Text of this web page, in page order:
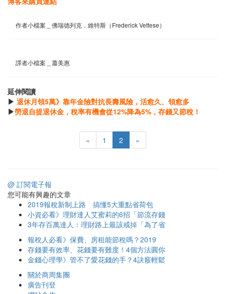
作者小檔案＿佛瑞德列克．維特斯（Frederick Vettese）
譯者小檔案＿蕭美惠
延伸閱讀
▶ 退休月領5萬》靠年金險對抗長壽風險，活愈久、領愈多
▶勞退自提退休金，稅率有機會從12%降為5%，存錢又節稅！
« 1 2 »
@ 訂閱電子報
您可能有興趣的文章
2019報稅新制上路 搞懂5大重點省荷包
小資必看》理財達人艾蜜莉的6招「節流存錢
3年存百萬達人：理財路上最該戒掉「為了省
報稅人必看》保費、房租能節稅嗎？2019
存錢要有效率、花錢要有難度！4個方法圓你
金錢心理學》管不了愛花錢的手？4訣竅輕鬆
關於商周集團
廣告刊登